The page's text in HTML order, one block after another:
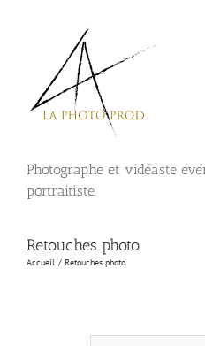
Photographe et vidéaste
portraitiste.
Retouches photo
Accueil Retouches photo